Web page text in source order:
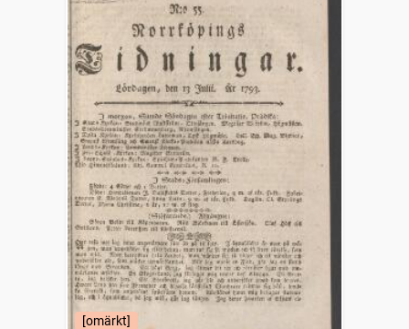
[omärkt]